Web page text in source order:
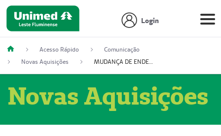
Login
Acesso Rápido
Comunicação
Novas Aquisições
MUDANÇA DE ENDEREÇO - DIAGITAB SERVIÇOS MÉDICOS LTDA (54003267-5)
Novas Aquisições